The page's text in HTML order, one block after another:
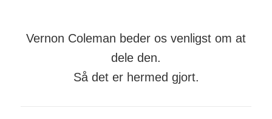
Vernon Coleman beder os venligst om at
dele den.
Så det er hermed gjort.